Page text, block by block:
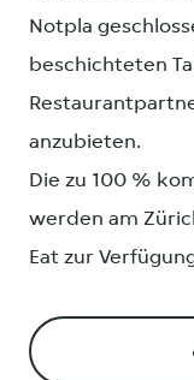
Notpla
beschichteten
anzubieten.
Die zu 100 %
werden am
Eat zur